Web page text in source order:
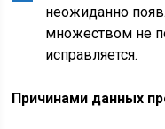
неожиданно
множеством не
исправляется.
Причинами данных